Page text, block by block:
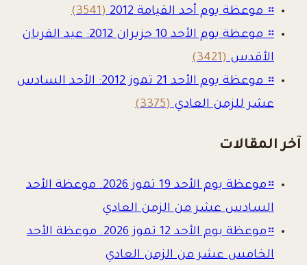
። موعظة يوم أحد القيامة 2012
(3541)
።
موعظة يوم الأحد 10 حزيران 2012: عيد القربان
الأقدس(3421)
።
موعظة يوم الأحد 21 تموز 2012: الأحد السادس
عشر للزمن العادي(3375)
آخر المقالات
።
موعظة يوم الأحد 19 تموز 2026. موعظة الأحد
السادس عشر من الزمن العادي
።
موعظة يوم الأحد 12 تموز 2026. موعظة الأحد
الخامس عشر من الزمن العادي